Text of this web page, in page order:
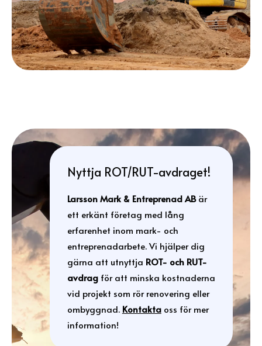
Nyttja ROT/RUT-avdraget!
Larsson Mark & Entreprenad ABär
ett erkänt företag med lång
erfarenhet inom mark- och
entreprenadarbete. Vi hjälper dig
gärna att utnyttja ROT- och RUT-
avdragför att minska kostnaderna
vid projekt som rör renovering eller
ombyggnad. Kontaktaoss för mer
information!